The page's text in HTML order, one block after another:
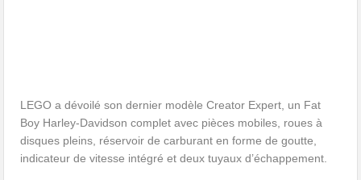
LEGO a dévoilé son dernier modèle Creator Expert, un Fat
Boy Harley-Davidson complet avec pièces mobiles, roues à
disques pleins, réservoir de carburant en forme de goutte,
indicateur de vitesse intégré et deux tuyaux d’échappement.